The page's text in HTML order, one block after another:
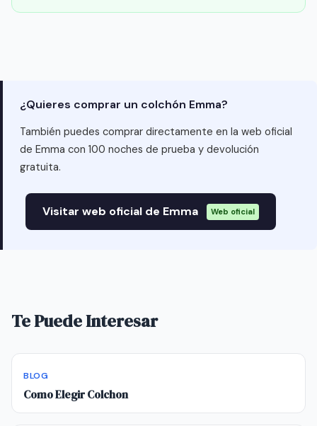
¿Quieres comprar un colchón Emma?
También puedes comprar directamente en la web oficial
de Emma con 100 noches de prueba y devolución
gratuita.
Visitar web oficial de Emma Web oficial
Te Puede Interesar
BLOG
Como Elegir Colchon